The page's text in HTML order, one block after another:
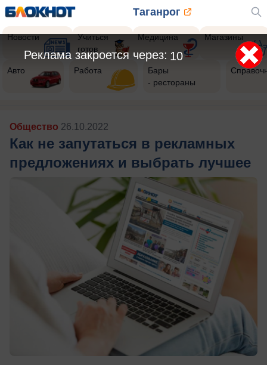
Таганрог
Новости
Учиться
готов
Медицина Магазины
Авто Работа
Бары
- рестораны
Общество 26.10.2022
Как не запутаться в рекламных
предложениях и выбрать лучшее
7
Реклама закроется через: